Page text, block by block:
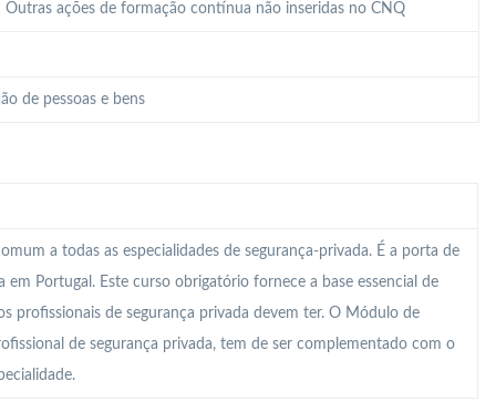
Outras ações de formação contínua não inseridas no CNQ
de pessoas e bens
a todas as especialidades de segurança-privada. É a porta de
Portugal. Este curso obrigatório fornece a base essencial de
profissionais de segurança privada devem ter. O Módulo de
de segurança privada, tem de ser complementado com o